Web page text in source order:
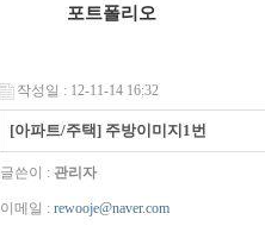
포트폴리오
작성일 : 12-11-14 16:32
[아파트/주택] 주방이미지1번
글쓴이 : 관리자
이메일 :rewooje@naver.com